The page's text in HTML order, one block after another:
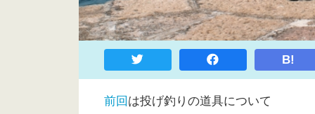
B!
前回 は投げ釣りの道具について